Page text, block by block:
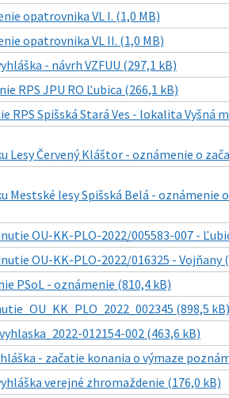
opatrovnika VL I. (1,0 MB)
opatrovnika VL II. (1,0 MB)
- návrh VZFUU (297,1 kB)
RPS JPU RO Ľubica (266,1 kB)
RPS Spišská Stará Ves - lokalita Vyšná
Lesy Červený Kláštor - oznámenie o
Mestské lesy Spišská Belá - oznámenie
OU-KK-PLO-2022/005583-007 -
OU-KK-PLO-2022/016325 - Vojňany
PSoL - oznámenie (810,4 kB)
(898,5 kB)
012154-002 (463,6 kB)
- začatie konania o výmaze
verejné zhromaždenie (176,0 kB)